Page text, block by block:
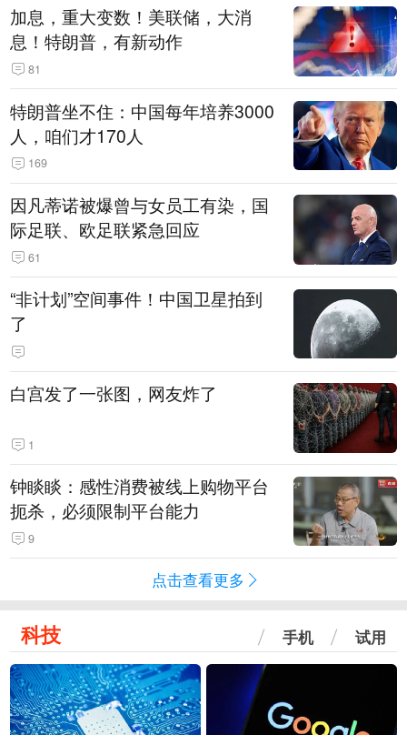
加息，重大变数！美联储，大消
息！特朗普，有新动作
81
特朗普坐不住：中国每年培养3000
人，咱们才170人
169
因凡蒂诺被爆曾与女员工有染，国
际足联、欧足联紧急回应
61
“非计划”空间事件！中国卫星拍到
了
白宫发了一张图，网友炸了
1
钟睒睒：感性消费被线上购物平台
扼杀，必须限制平台能力
9
点击查看更多
科技 手机 试用